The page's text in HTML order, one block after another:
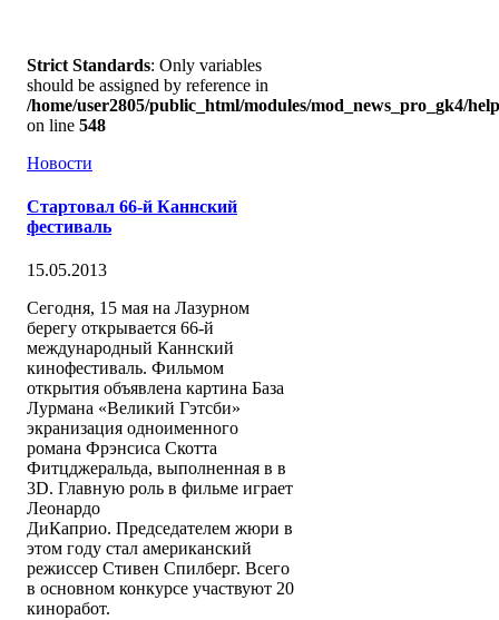
Strict Standards: Only variables
should be assigned by reference in
/home/user2805/public_html/modules/mod_news_pro_gk4/
on line 548
Новости
Стартовал 66-й Каннский
фестиваль
15.05.2013
Сегодня, 15 мая на Лазурном
берегу открывается 66-й
международный Каннский
кинофестиваль. Фильмом
открытия объявлена картина База
Лурмана «Великий Гэтсби»
экранизация одноименного
романа Фрэнсиса Скотта
Фитцджеральда, выполненная в в
3D. Главную роль в фильме играет
Леонардо
ДиКаприо. Председателем жюри в
этом году стал американский
режиссер Стивен Спилберг. Всего
в основном конкурсе участвуют 20
киноработ.